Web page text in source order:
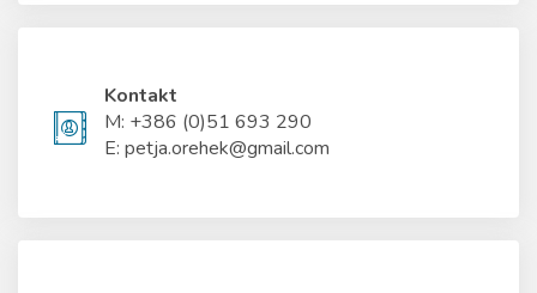
Kontakt
M: +386 (0)51 693 290
E: petja.orehek@gmail.com